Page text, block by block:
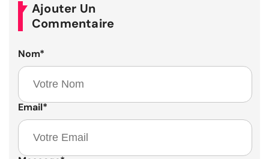
Ajouter Un
Commentaire
Nom*
Email*